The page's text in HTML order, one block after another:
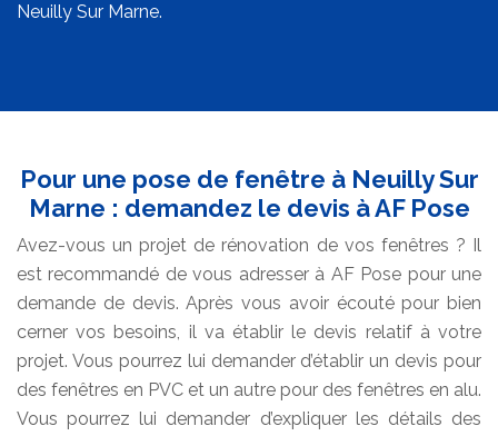
Neuilly Sur Marne.
Pour une pose de fenêtre à Neuilly Sur
Marne : demandez le devis à AF Pose
Avez-vous un projet de rénovation de vos fenêtres ? Il
est recommandé de vous adresser à AF Pose pour une
demande de devis. Après vous avoir écouté pour bien
cerner vos besoins, il va établir le devis relatif à votre
projet. Vous pourrez lui demander d’établir un devis pour
des fenêtres en PVC et un autre pour des fenêtres en alu.
Vous pourrez lui demander d’expliquer les détails des